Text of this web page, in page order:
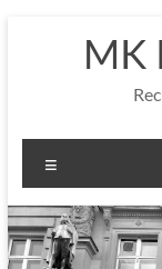
MK